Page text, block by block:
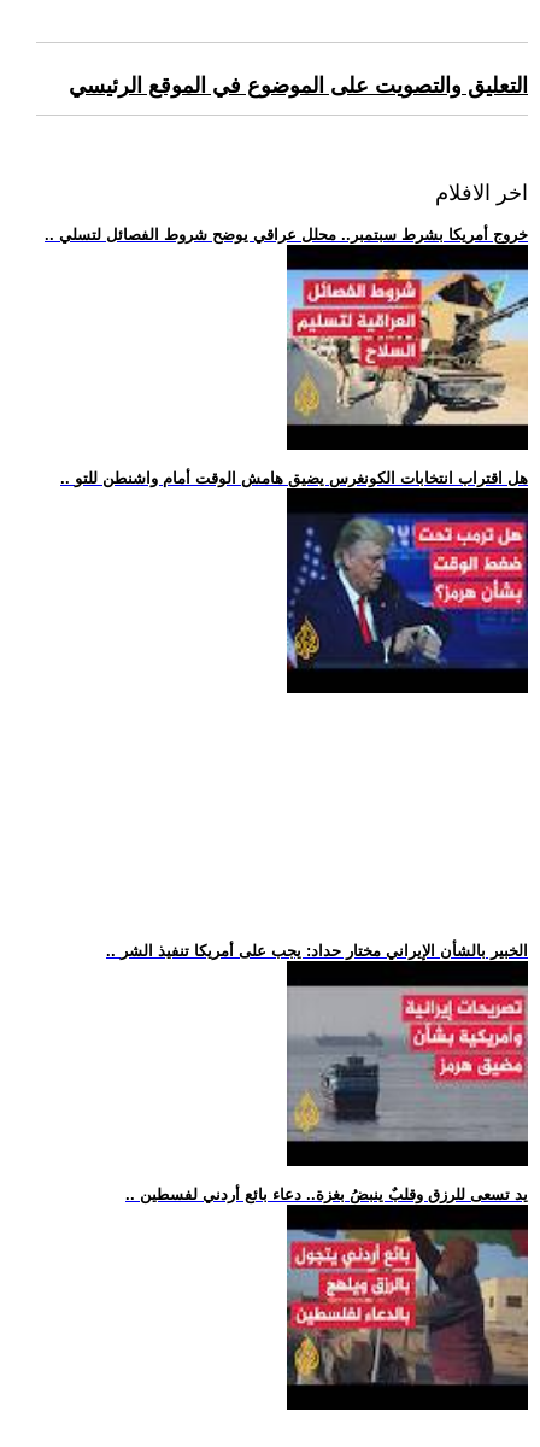
التعليق والتصويت على الموضوع في الموقع الرئيسي
اخر الافلام
.. خروج أمريكا بشرط سبتمبر.. محلل عراقي يوضح شروط الفصائل لتسلي
.. هل اقتراب انتخابات الكونغرس يضيق هامش الوقت أمام واشنطن للتو
.. الخبير بالشأن الإيراني مختار حداد: يجب على أمريكا تنفيذ الشر
.. يد تسعى للرزق وقلبٌ ينبضُ بغزة.. دعاء بائع أردني لفسطين